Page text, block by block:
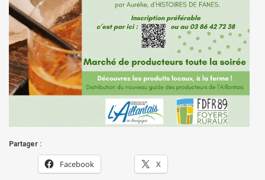
Partager :
Facebook X